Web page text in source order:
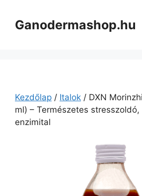
tartalomba
Ganodermashop.hu
Kezdőlap / Italok / DXN
ml) – Természetes
enzimital